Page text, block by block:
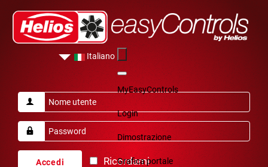
MyEasyControls
Login
Dimostrazione
Grafica portale
Italiano
Accedi Ricordami